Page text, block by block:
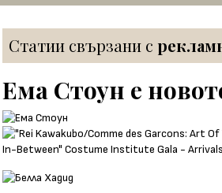
Статии свързани с
Ема Стоун е